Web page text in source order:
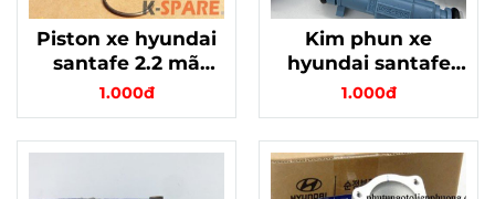
Piston xe hyundai
santafe 2.2 mã
234102F910
1.000đ
Kim phun xe
hyundai santafe
chính hãng
1.000đ